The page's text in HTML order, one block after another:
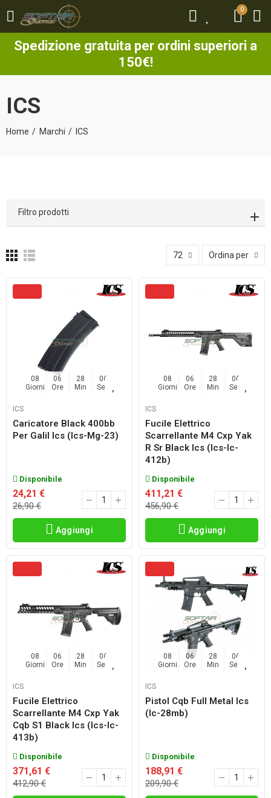
0
Spedizione gratuita per ordini superiori a
150€!
0
ICS
Home Marchi ICS
Filtro prodotti
72 Ordina per
08
Giorni
06
Ore
28
Min
04
Sec
ICS
Caricatore Black 400bb
Per Galil Ics (ics-Mg-23)
Disponibile
24,21 €
26,90 €
Aggiungi
08
Giorni
06
Ore
28
Min
04
Sec
ICS
Fucile Elettrico
Scarrellante M4 Cxp Yak
R Sr Black Ics (ics-Ic-
412b)
Disponibile
411,21 €
456,90 €
Aggiungi
08
Giorni
06
Ore
28
Min
04
Sec
ICS
Fucile Elettrico
Scarrellante M4 Cxp Yak
Cqb S1 Black Ics (ics-Ic-
413b)
Disponibile
371,61 €
412,90 €
08
Giorni
06
Ore
28
Min
04
Sec
ICS
Pistol Cqb Full Metal Ics
(ic-28mb)
Disponibile
188,91 €
209,90 €